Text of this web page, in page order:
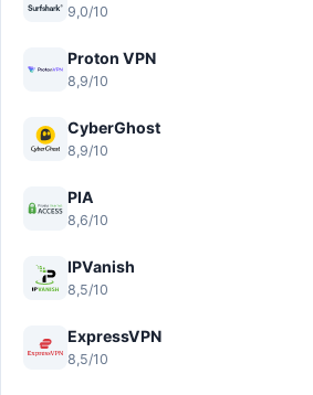
9,0/10
Proton VPN
8,9/10
CyberGhost
8,9/10
PIA
8,6/10
IPVanish
8,5/10
ExpressVPN
8,5/10